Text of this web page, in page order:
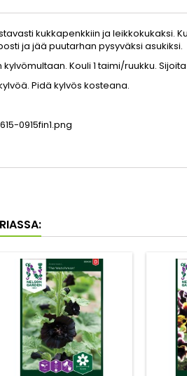
kukkapenkkiin ja leikkokukaksi.
ja jää puutarhan pysyväksi asukiksi.
Kouli 1 taimi/ruukku.
Pidä kylvös kosteana.